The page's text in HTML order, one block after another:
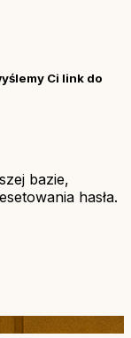
Ci link do
bazie,
hasła.